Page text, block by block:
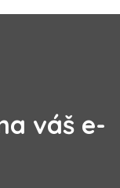
váš e-